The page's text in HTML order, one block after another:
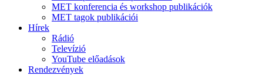
MET konferencia és workshop publikációk
MET tagok publikációi
Hírek
Rádió
Televízió
YouTube előadások
Rendezvények